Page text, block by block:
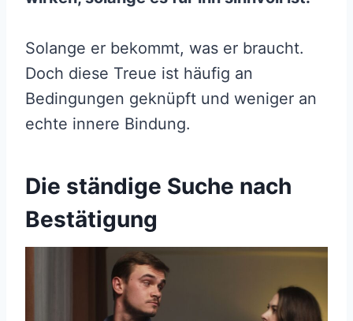
Solange er bekommt, was er braucht.
Doch diese Treue ist häufig an
Bedingungen geknüpft und weniger an
echte innere Bindung.
Die ständige Suche nach
Bestätigung